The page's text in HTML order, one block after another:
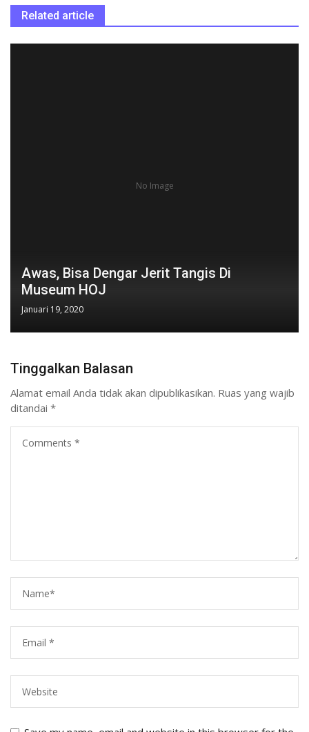
Related article
No Image
Awas, Bisa Dengar Jerit Tangis Di
Museum HOJ
Januari 19, 2020
Tinggalkan Balasan
Alamat email Anda tidak akan dipublikasikan. Ruas yang wajib
ditandai *